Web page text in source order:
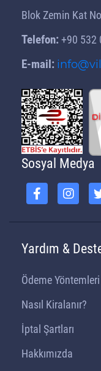
Blok Zemin Kat
Telefon: +90 532
E-mail:
Sosyal Medya
Yardım &
Ödeme Yöntemleri
Nasıl Kiralanır?
İptal Şartları
Hakkımızda